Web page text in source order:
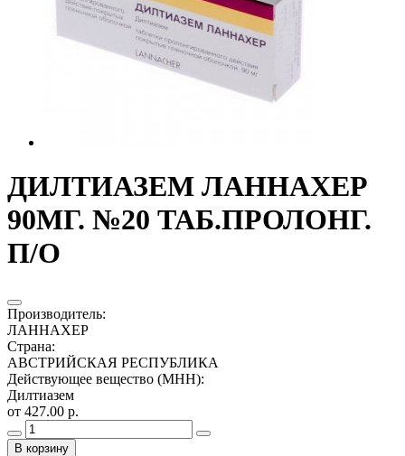
ДИЛТИАЗЕМ ЛАННАХЕР
90МГ. №20 ТАБ.ПРОЛОНГ.
П/О
Производитель:
ЛАННАХЕР
Страна:
АВСТРИЙСКАЯ РЕСПУБЛИКА
Действующее вещество (МНН):
Дилтиазем
от 427.00 р.
В корзину